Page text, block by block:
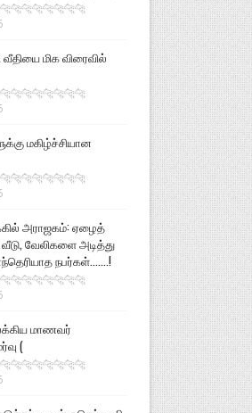
வீதியை மிக விரைவில்
மகிழ்ச்சியான
அராஜகம்: ஏழைத்
வேலிகளை அடித்து
நபர்கள்.......!
மாணவர்
(